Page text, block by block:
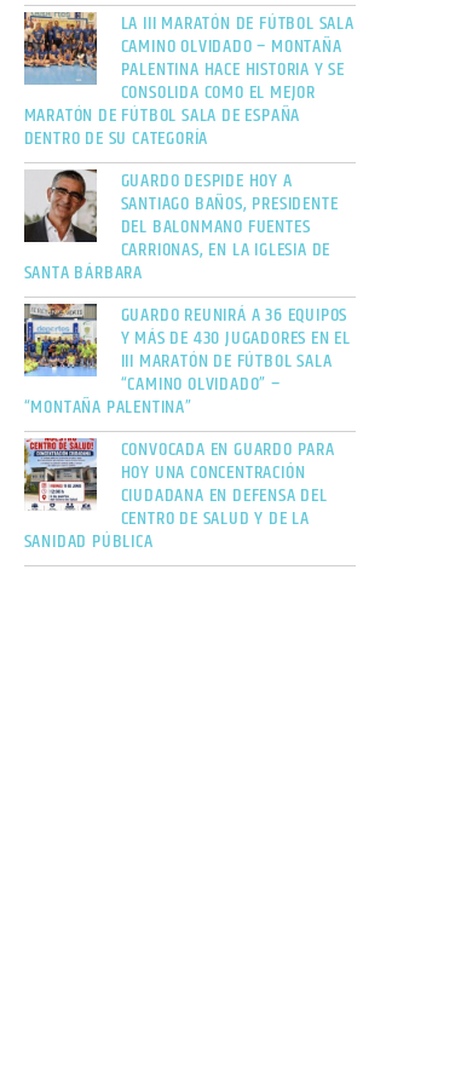
LA III MARATÓN DE FÚTBOL SALA
CAMINO OLVIDADO – MONTAÑA
PALENTINA HACE HISTORIA Y SE
CONSOLIDA COMO EL MEJOR
MARATÓN DE FÚTBOL SALA DE ESPAÑA
DENTRO DE SU CATEGORÍA
GUARDO DESPIDE HOY A
SANTIAGO BAÑOS, PRESIDENTE
DEL BALONMANO FUENTES
CARRIONAS, EN LA IGLESIA DE
SANTA BÁRBARA
GUARDO REUNIRÁ A 36 EQUIPOS
Y MÁS DE 430 JUGADORES EN EL
III MARATÓN DE FÚTBOL SALA
“CAMINO OLVIDADO” –
“MONTAÑA PALENTINA”
CONVOCADA EN GUARDO PARA
HOY UNA CONCENTRACIÓN
CIUDADANA EN DEFENSA DEL
CENTRO DE SALUD Y DE LA
SANIDAD PÚBLICA